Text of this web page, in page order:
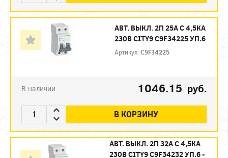
АВТ. ВЫКЛ. 2П 25А С 4,5КА
230В CITY9 C9F34225 УП.6
Артикул:C9F34225
В наличии 1046.15 руб.
В КОРЗИНУ
АВТ. ВЫКЛ. 2П 32А С 4,5КА
230В CITY9 C9F34232 УП.6 -